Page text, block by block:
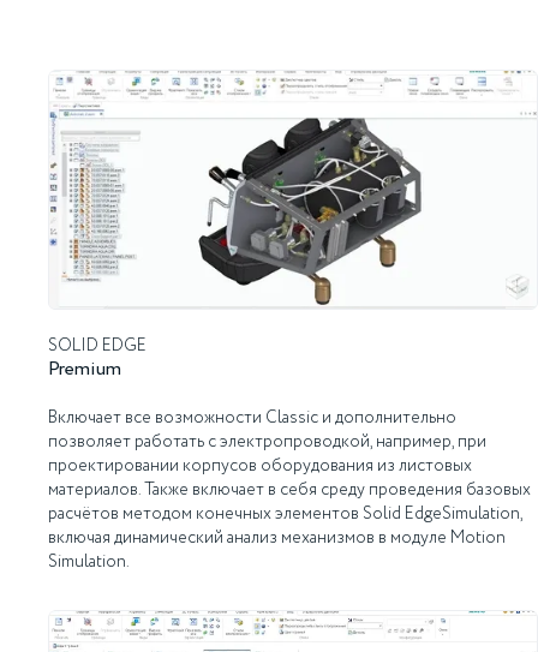
SOLID EDGE
Premium
Включает все возможности Classic и дополнительно
позволяет работать с электропроводкой, например, при
проектировании корпусов оборудования из листовых
материалов. Также включает в себя среду проведения базовых
расчётов методом конечных элементов Solid EdgeSimulation,
включая динамический анализ механизмов в модуле Motion
Simulation.